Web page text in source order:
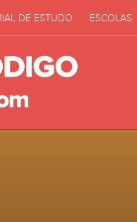
DE ESTUDO ESCOLAS